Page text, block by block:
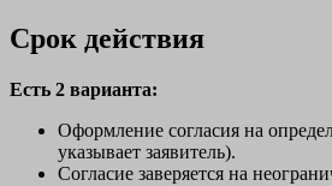
Срок действия
Есть 2 варианта:
Оформление согласия на
указывает заявитель).
Согласие заверяется на